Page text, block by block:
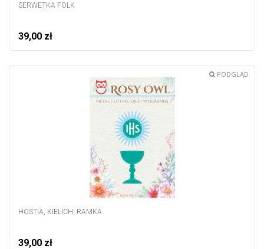
SERWETKA FOLK
39,00 zł
PODGLĄD
HOSTIA, KIELICH, RAMKA
39,00 zł